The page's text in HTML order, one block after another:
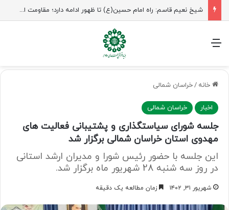
راهپیمایی اربعین، رزمایش منتظران ظهور
منو
خانه /خراسان شمالی
اخبار خراسان شمالی
جلسه شورای سیاستگذاری و پشتیبانی فعالیت های
مهدوی استان خراسان شمالی برگزار شد
این جلسه با حضور رئیس شورا و مدیران ارشد استانی
در روز سه شنبه 28 شهریور ماه برگزار شد.
شهریور ۳۱, ۱۴۰۲ زمان مطالعه یک دقیقه